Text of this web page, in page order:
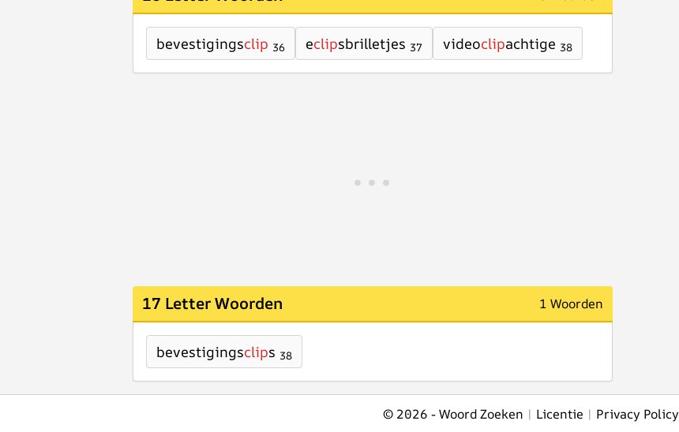
bevestigingsclip 36 eclipsbrilletjes 37 videoclipachtige 38
17 Letter Woorden 1 Woorden
bevestigingsclips 38
© 2026 -Woord Zoeken | Licentie | Privacy Policy